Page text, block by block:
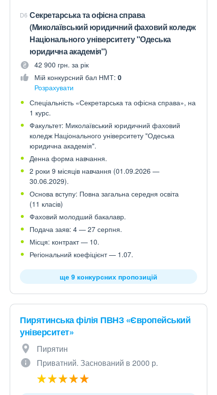
D6 Секретарська та офісна справа
(Миколаївський юридичний фаховий коледж
Національного університету "Одеська
юридична академія")
42 900 грн. за рік
Мій конкурсний бал НМТ: 0
Розрахувати
Спеціальність «Секретарська та офісна справа», на
1 курс.
Факультет: Миколаївський юридичний фаховий
коледж Національного університету "Одеська
юридична академія".
Денна форма навчання.
2 роки 9 місяців навчання (01.09.2026 —
30.06.2029).
Основа вступу: Повна загальна середня освіта
(11 класів)
Фаховий молодший бакалавр.
Подача заяв: 4 — 27 серпня.
Місця: контракт — 10.
Регіональний коефіцієнт — 1.07.
ще 9 конкурсних пропозицій
Пирятинська філія ПВНЗ «Європейський
університет»
Пирятин
Приватний. Заснований в 2000 р.